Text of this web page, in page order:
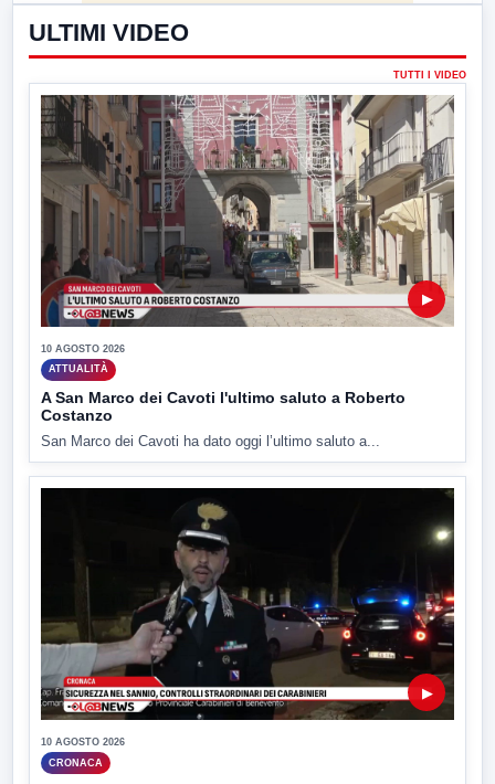
ULTIMI VIDEO
TUTTI I VIDEO
▶
10 AGOSTO 2026
ATTUALITÀ
A San Marco dei Cavoti l'ultimo saluto a Roberto
Costanzo
San Marco dei Cavoti ha dato oggi l’ultimo saluto a...
▶
10 AGOSTO 2026
CRONACA